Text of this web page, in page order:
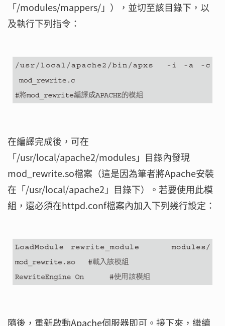
「/modules/mappers/」），並切至該目錄下，以
及執行下列指令：
在編譯完成後，可在
「/usr/local/apache2/modules」目錄內發現
mod_rewrite.so檔案（這是因為筆者將Apache安裝
在「/usr/local/apache2」目錄下）。若要使用此模
組，還必須在httpd.conf檔案內加入下列幾行設定：
隨後，重新啟動Apache伺服器即可。接下來，繼續